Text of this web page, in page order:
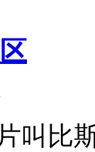
叫比